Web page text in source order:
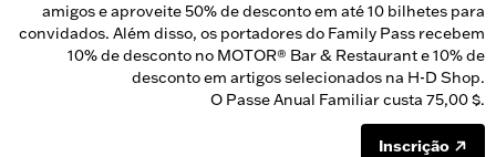
amigos e aproveite 50% de desconto em até 10 bilhetes para
convidados. Além disso, os portadores do Family Pass recebem
10% de desconto no MOTOR® Bar & Restaurant e 10% de
desconto em artigos selecionados na H-D Shop.
O Passe Anual Familiar custa 75,00 $.
Inscrição